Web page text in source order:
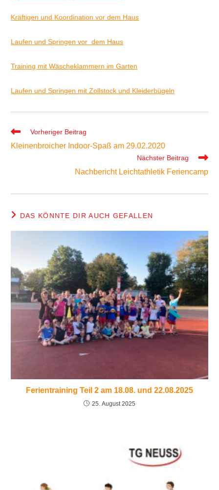
Kräftigen und Koordination vor dem Haus
Laufen und Springen vor dem Haus
Training mit Wäscheklammern im Garten
Laufen und Springen mit Zollstock und Kleiderbügeln
Weitere
ansehen
Vorheriger Beitrag
Kleinenbroicher Indoor-Spaß am 29.02.2020
Nächster Beitrag
Nachbericht Leichtathletik Feriencamp
DAS KÖNNTE DIR AUCH GEFALLEN
Ferientraining Teil 2 am 18.08. und 22.08.2025
25. August 2025